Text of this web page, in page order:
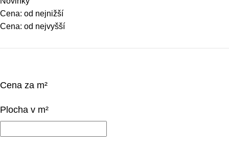
Cena: od nejnižší
Cena: od nejvyšší
Cena za m²
Plocha v m²